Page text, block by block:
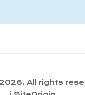
All rights